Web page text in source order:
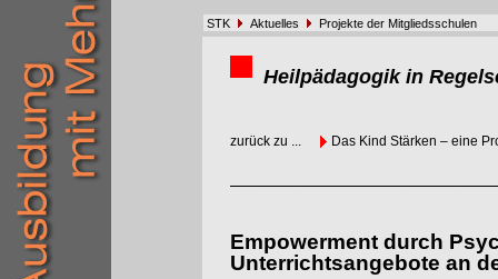
STK Aktuelles Projekte der Mitgliedsschulen
Heilpädagogik in
zurück zu ... Das Kind Stärken – eine
Empowerment durch
Unterrichtsangebote an